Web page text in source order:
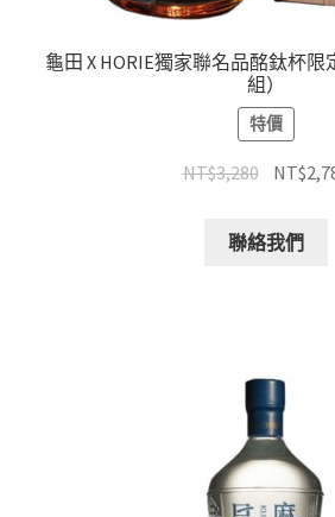
龜田 X HORIE獨家聯名品酩鈦杯
組）
特價
NT$3,280 NT$
聯絡我們